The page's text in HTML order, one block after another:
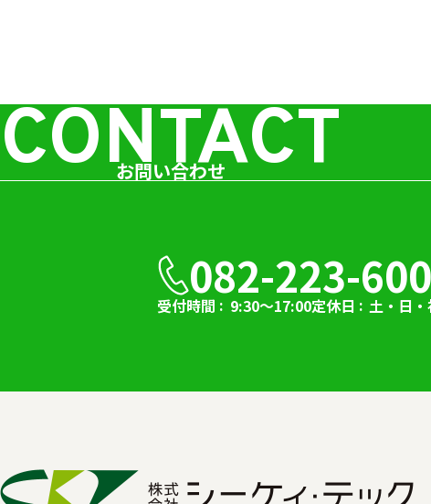
CONTACT
お問い合わせ
082-223-
受付時間 9:30～17:00定休日 土・日・